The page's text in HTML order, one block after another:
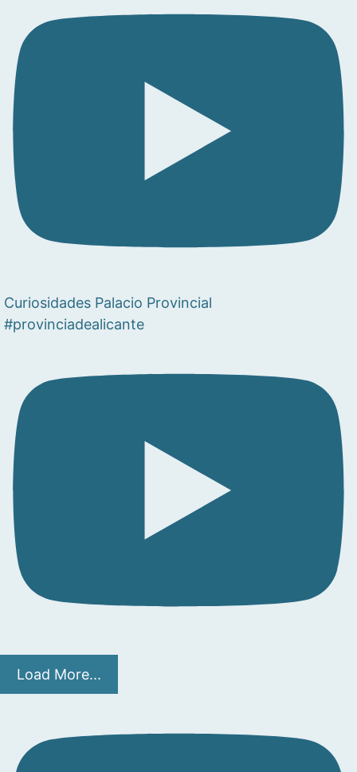
Curiosidades Palacio Provincial
#provinciadealicante
Load More...